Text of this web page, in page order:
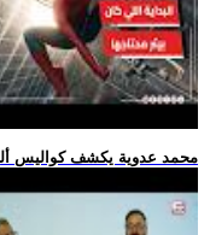
.. محمد عدوية يكشف كواليس